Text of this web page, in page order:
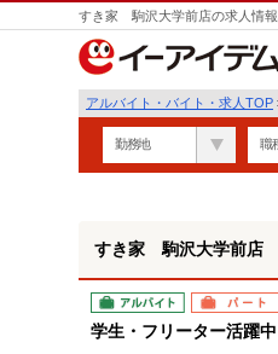
すき家 駒沢大学前店の求人情報
アルバイト・バイト・求人TOP
勤務地 職
すき家 駒沢大学前店
アルバイト パート
学生・フリーター活躍